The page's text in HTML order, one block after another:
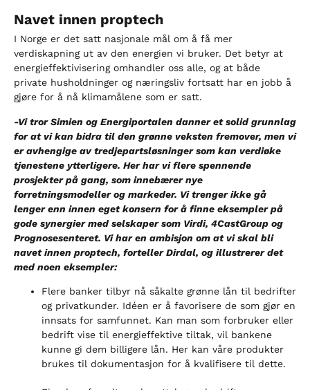
Navet innen proptech
I Norge er det satt nasjonale mål om å få mer
verdiskapning ut av den energien vi bruker. Det betyr at
energieffektivisering omhandler oss alle, og at både
private husholdninger og næringsliv fortsatt har en jobb å
gjøre for å nå klimamålene som er satt.
-Vi tror Simien og Energiportalen danner et solid grunnlag
for at vi kan bidra til den grønne veksten fremover, men vi
er avhengige av tredjepartsløsninger som kan verdiøke
tjenestene ytterligere. Her har vi flere spennende
prosjekter på gang, som innebærer nye
forretningsmodeller og markeder. Vi trenger ikke gå
lenger enn innen eget konsern for å finne eksempler på
gode synergier med selskaper som Virdi, 4CastGroup og
Prognosesenteret. Vi har en ambisjon om at vi skal bli
navet innen proptech, forteller Dirdal, og illustrerer det
med noen eksempler:
Flere banker tilbyr nå såkalte grønne lån til bedrifter
og privatkunder. Idéen er å favorisere de som gjør en
innsats for samfunnet. Kan man som forbruker eller
bedrift vise til energieffektive tiltak, vil bankene
kunne gi dem billigere lån. Her kan våre produkter
brukes til dokumentasjon for å kvalifisere til dette.